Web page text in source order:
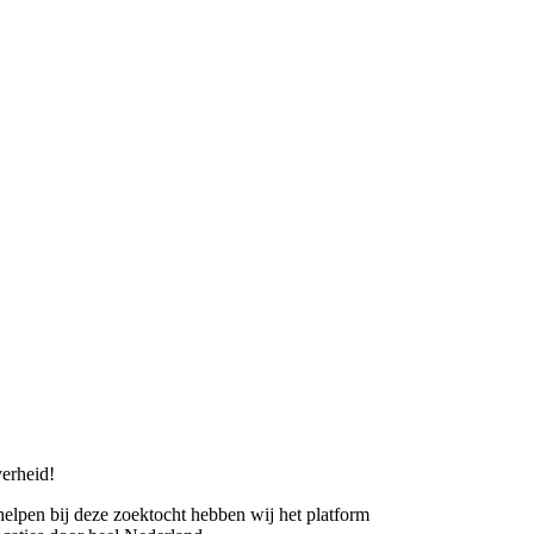
bij deze zoektocht hebben wij het platform